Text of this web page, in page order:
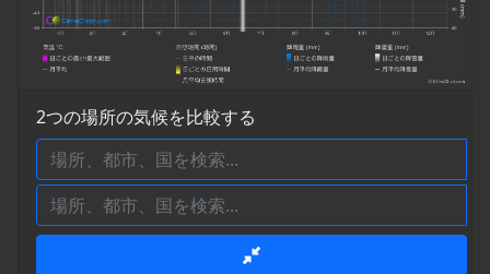
2つの場所の気候を比較する